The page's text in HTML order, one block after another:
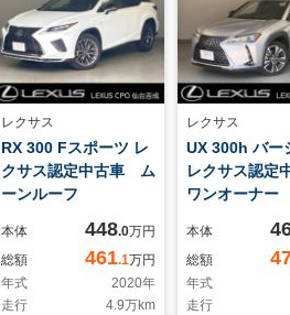
レクサス
RX 300 Fスポーツ レ
クサス認定中古車 ム
ーンルーフ
本体 448.0万円
総額
461.1万円
年式
2020年
走行
4.9万km
レクサス
UX 300h バー
レクサス認
ワンオーナー
本体
総額
年式
走行